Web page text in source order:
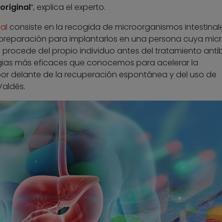
”, explica el experto.
consiste en la recogida de microorganismos
para implantarlos en una persona cuya
procede del propio individuo antes del tratamiento
más eficaces que conocemos para acelerar la
delante de la recuperación espontánea y del uso de